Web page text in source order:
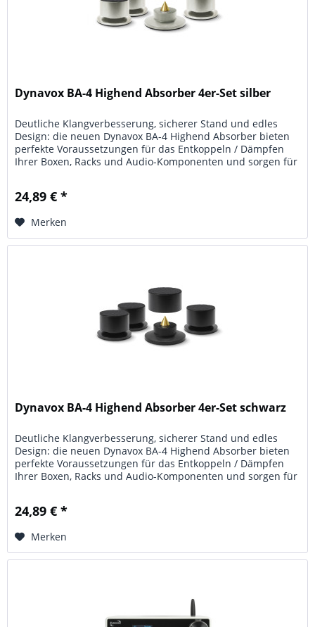
Dynavox BA-4 Highend Absorber 4er-Set silber
Deutliche Klangverbesserung, sicherer Stand und edles
Design: die neuen Dynavox BA-4 Highend Absorber bieten
perfekte Voraussetzungen für das Entkoppeln / Dämpfen
Ihrer Boxen, Racks und Audio-Komponenten und sorgen für
24,89 € *
Merken
Dynavox BA-4 Highend Absorber 4er-Set schwarz
Deutliche Klangverbesserung, sicherer Stand und edles
Design: die neuen Dynavox BA-4 Highend Absorber bieten
perfekte Voraussetzungen für das Entkoppeln / Dämpfen
Ihrer Boxen, Racks und Audio-Komponenten und sorgen für
24,89 € *
Merken